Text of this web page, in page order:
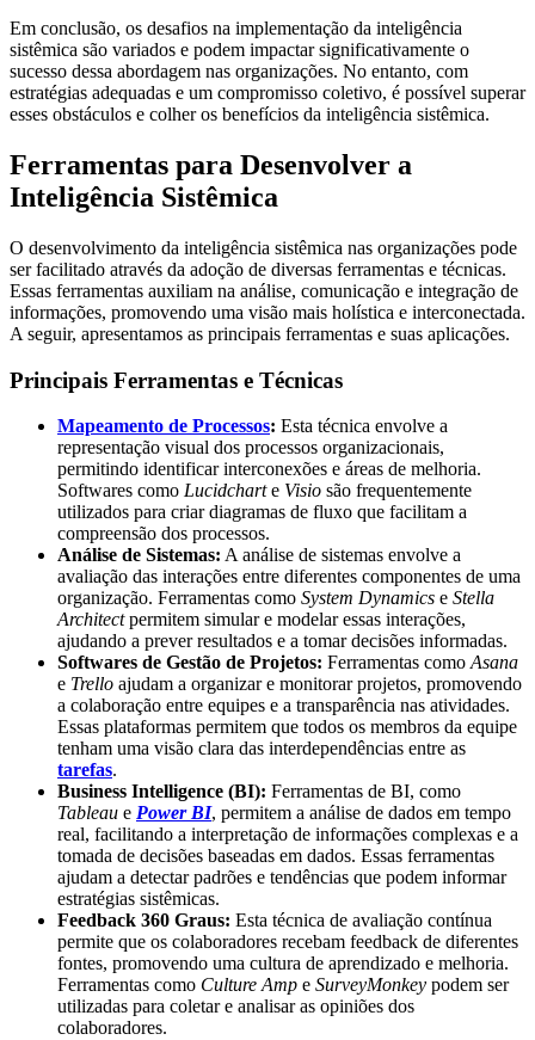
Em conclusão, os desafios na implementação da inteligência
sistêmica são variados e podem impactar significativamente o
sucesso dessa abordagem nas organizações. No entanto, com
estratégias adequadas e um compromisso coletivo, é possível superar
esses obstáculos e colher os benefícios da inteligência sistêmica.
Ferramentas para Desenvolver a
Inteligência Sistêmica
O desenvolvimento da inteligência sistêmica nas organizações pode
ser facilitado através da adoção de diversas ferramentas e técnicas.
Essas ferramentas auxiliam na análise, comunicação e integração de
informações, promovendo uma visão mais holística e interconectada.
A seguir, apresentamos as principais ferramentas e suas aplicações.
Principais Ferramentas e Técnicas
Mapeamento de Processos: Esta técnica envolve a
representação visual dos processos organizacionais,
permitindo identificar interconexões e áreas de melhoria.
Softwares como Lucidcharte Visio são frequentemente
utilizados para criar diagramas de fluxo que facilitam a
compreensão dos processos.
Análise de Sistemas: A análise de sistemas envolve a
avaliação das interações entre diferentes componentes de uma
organização. Ferramentas como System Dynamics e Stella
Architectpermitem simular e modelar essas interações,
ajudando a prever resultados e a tomar decisões informadas.
Softwares de Gestão de Projetos: Ferramentas como Asana
e Trello ajudam a organizar e monitorar projetos, promovendo
a colaboração entre equipes e a transparência nas atividades.
Essas plataformas permitem que todos os membros da equipe
tenham uma visão clara das interdependências entre as
tarefas.
Business Intelligence (BI): Ferramentas de BI, como
Tableau e Power BI, permitem a análise de dados em tempo
real, facilitando a interpretação de informações complexas e a
tomada de decisões baseadas em dados. Essas ferramentas
ajudam a detectar padrões e tendências que podem informar
estratégias sistêmicas.
Feedback 360 Graus: Esta técnica de avaliação contínua
permite que os colaboradores recebam feedback de diferentes
fontes, promovendo uma cultura de aprendizado e melhoria.
Ferramentas como Culture Amp e SurveyMonkey podem ser
utilizadas para coletar e analisar as opiniões dos
colaboradores.